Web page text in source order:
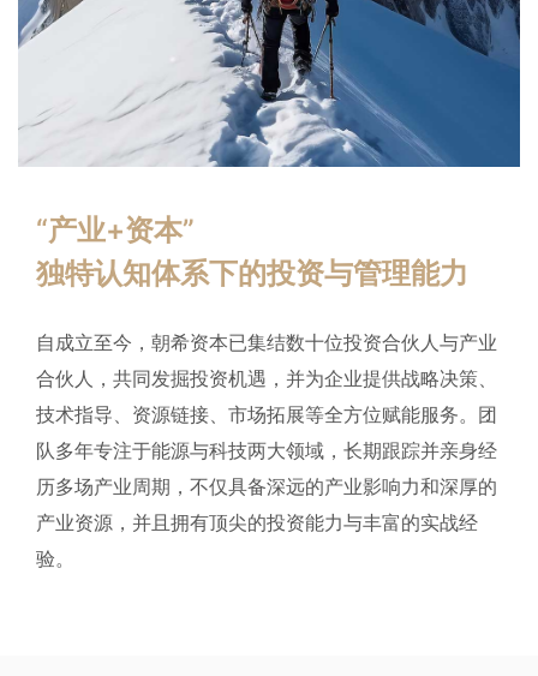
“产业+资本”
独特认知体系下的投资与管理能力
自成立至今，朝希资本已集结数十位投资合伙人与产业
合伙人，共同发掘投资机遇，并为企业提供战略决策、
技术指导、资源链接、市场拓展等全方位赋能服务。团
队多年专注于能源与科技两大领域，长期跟踪并亲身经
历多场产业周期，不仅具备深远的产业影响力和深厚的
产业资源，并且拥有顶尖的投资能力与丰富的实战经
验。